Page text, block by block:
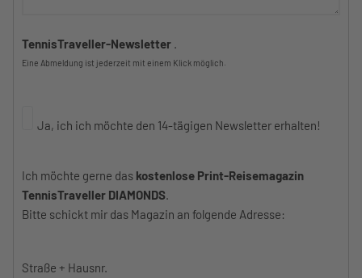
TennisTraveller-Newsletter .
Eine Abmeldung ist jederzeit mit einem Klick möglich.
Ja, ich ich möchte den 14-tägigen Newsletter erhalten!
Ich möchte gerne das kostenlose Print-Reisemagazin
TennisTraveller DIAMONDS.
Bitte schickt mir das Magazin an folgende Adresse:
Straße + Hausnr.